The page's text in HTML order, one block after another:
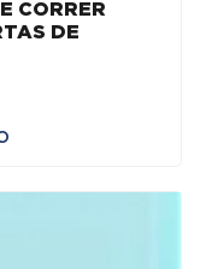
CORRER
DE